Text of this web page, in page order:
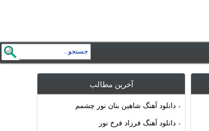
آخرین مطالب
دانلود آهنگ شاهین بنان نور چشمم
دانلود آهنگ فرزاد فرخ نور